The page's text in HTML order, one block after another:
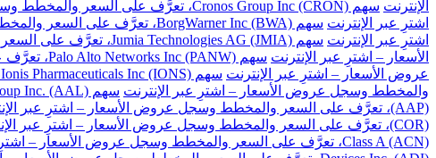
الإنترنت سهم Cronos Group Inc (CRON)، تعرَّف على السعر والمخطط وسجل عروض الأسعار – اشترِ عبر الإنترنت
اشترِ عبر الإنترنت سهم BorgWarner Inc (BWA)، تعرَّف على السعر والمخطط وسجل عروض الأسعار – اشترِ عبر الإنترنت
اشترِ عبر الإنترنت سهم Jumia Technologies AG (JMIA)، تعرَّف على السعر والمخطط وسجل عروض الأسعار – اشترِ عبر الإنترنت
الأسعار – اشترِ عبر الإنترنت سهم Palo Alto Networks Inc (PANW)، تعرَّف على السعر والمخطط وسجل عروض الأسعار – اشترِ عبر الإنترنت
عروض الأسعار – اشترِ عبر الإنترنت سهم Ionis Pharmaceuticals Inc (IONS)، تعرَّف على السعر والمخطط وسجل عروض الأسعار – اشترِ عبر الإنترنت
والمخطط وسجل عروض الأسعار – اشترِ عبر الإنترنت سهم American Airlines Group Inc. (AAL)، تعرَّف على السعر والمخطط وسجل عروض الأسعار – اشترِ عبر الإنترنت
(AAP)، تعرَّف على السعر والمخطط وسجل عروض الأسعار – اشترِ عبر الإنترنت
(COR)، تعرَّف على السعر والمخطط وسجل عروض الأسعار – اشترِ عبر الإنترنت
Class A (ACN)، تعرَّف على السعر والمخطط وسجل عروض الأسعار – اشترِ عبر الإنترنت